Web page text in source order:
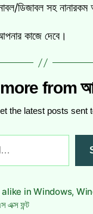
ডিজাবল সহ
কাজে দেবে।
from
the latest posts sent
alike in Windows,
এক্স ফন্ট